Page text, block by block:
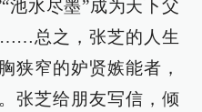
池水尽墨”成为天下父
总之，张芝的人生
狭窄的妒贤嫉能者，
张芝给朋友写信，倾